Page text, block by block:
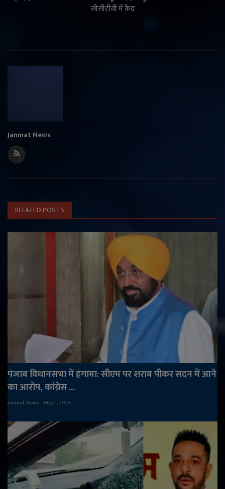
सीसीटीवी में कैद
Janmat News
RELATED POSTS
पंजाब विधानसभा में हंगामा: सीएम पर शराब पीकर सदन में आने
का आरोप, कांग्रेस ...
Janmat News May 1, 2026